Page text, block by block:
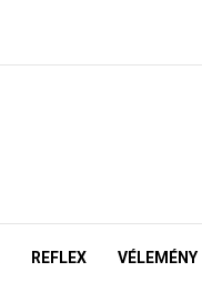
REFLEX VÉLEMÉNY